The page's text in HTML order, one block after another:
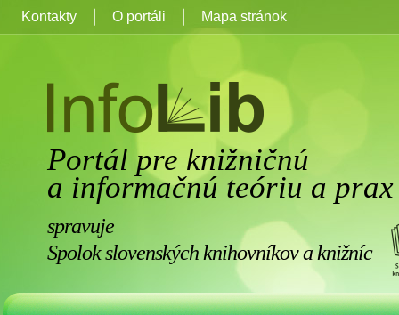
Portál pre knižničnú
a informačnú teóriu a prax
spravuje
Spolok slovenských knihovníkov a knižníc
Kontakty O portáli Mapa stránok